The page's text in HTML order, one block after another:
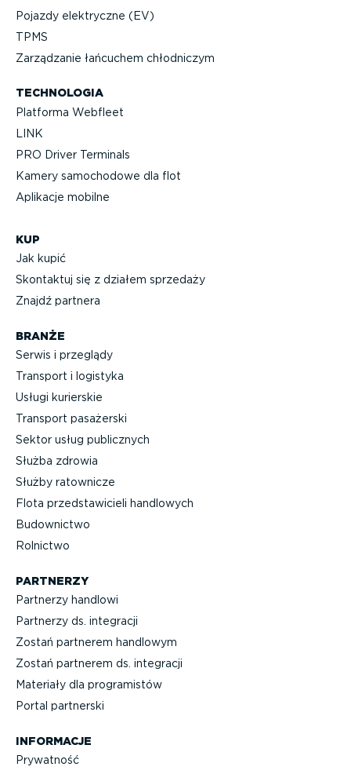
Pojazdy elektryczne (EV)
TPMS
Zarządzanie łańcuchem chłodniczym
TECHNOLOGIA
Platforma Webfleet
LINK
PRO Driver Terminals
Kamery samochodowe dla flot
Aplikacje mobilne
KUP
Jak kupić
Skontaktuj się z działem sprzedaży
Znajdź partnera
BRANŻE
Serwis i przeglądy
Transport i logistyka
Usługi kurierskie
Transport pasażerski
Sektor usług publicznych
Służba zdrowia
Służby ratownicze
Flota przed­sta­wi­cieli handlowych
Budownictwo
Rolnictwo
PARTNERZY
Partnerzy handlowi
Partnerzy ds. integracji
Zostań partnerem handlowym
Zostań partnerem ds. integracji
Materiały dla progra­mistów
Portal partnerski
INFORMACJE
Prywatność